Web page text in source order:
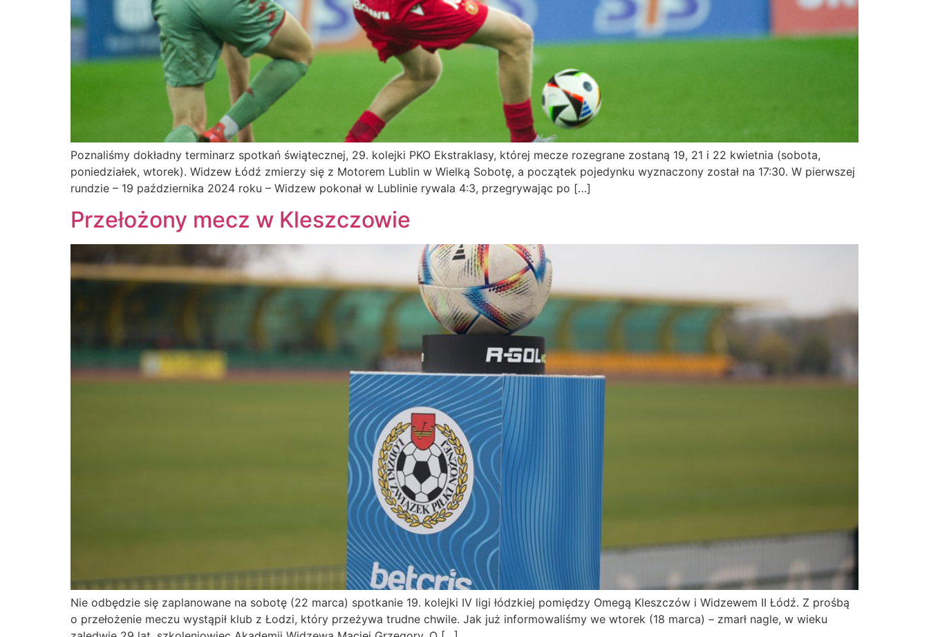
Poznaliśmy dokładny terminarz spotkań świątecznej, 29. kolejki PKO Ekstraklasy, której mecze rozegrane zostaną 19, 21 i 22 kwietnia (sobota,
poniedziałek, wtorek). Widzew Łódź zmierzy się z Motorem Lublin w Wielką Sobotę, a początek pojedynku wyznaczony został na 17:30. W pierwszej
rundzie – 19 października 2024 roku – Widzew pokonał w Lublinie rywala 4:3, przegrywając po […]
Przełożony mecz w Kleszczowie
Nie odbędzie się zaplanowane na sobotę (22 marca) spotkanie 19. kolejki IV ligi łódzkiej pomiędzy Omegą Kleszczów i Widzewem II Łódź. Z prośbą
o przełożenie meczu wystąpił klub z Łodzi, który przeżywa trudne chwile. Jak już informowaliśmy we wtorek (18 marca) – zmarł nagle, w wieku